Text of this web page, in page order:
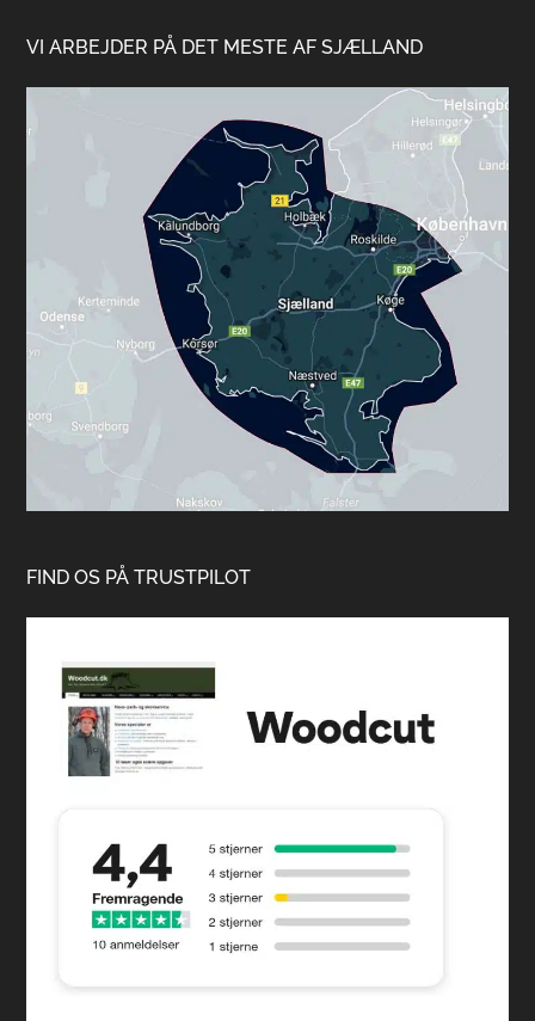
VI ARBEJDER PÅ DET MESTE AF SJÆLLAND
FIND OS PÅ TRUSTPILOT